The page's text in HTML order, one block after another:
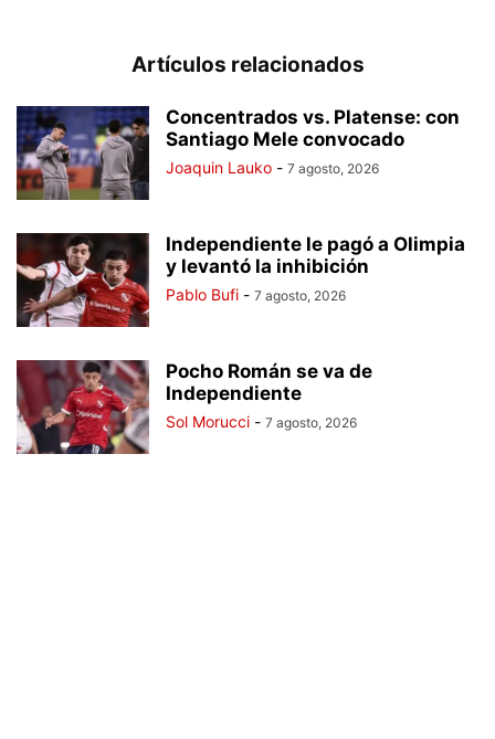
Artículos relacionados
Concentrados vs. Platense: con
Santiago Mele convocado
Joaquin Lauko - 7 agosto, 2026
Independiente le pagó a Olimpia
y levantó la inhibición
Pablo Bufi - 7 agosto, 2026
Pocho Román se va de
Independiente
Sol Morucci - 7 agosto, 2026